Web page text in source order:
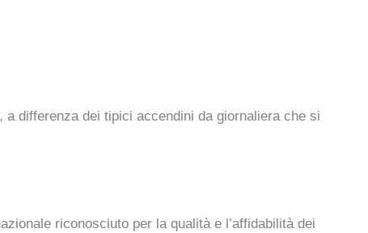
a differenza dei tipici accendini da giornaliera che si
riconosciuto per la qualità e l’affidabilità dei